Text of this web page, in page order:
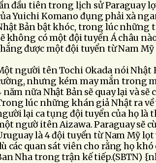
đầu tiên trong lịch sử Paraguay
Yuichi Komano đụng phải xà
Bản bật khóc, trong lúc những
không có một đội tuyển Á châu
được một đội tuyển từ Nam
người tên Tochi Okada nói Nhật
nhưng kém may mắn trong
năm nữa Nhật Bản sẽ quay lại và
lúc những khán giả Nhật ra
lại ca tụng đội tuyển của họ là
ngườ itên Aizawa. Paraguay sẽ
là 4 đội tuyển từ Nam Mỹ
các quan sát viên cho rằng họ
Nha trong trận kế tiếp.(SBTN)